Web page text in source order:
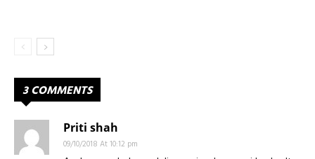
3 COMMENTS
Priti shah
09/10/2018 At 10:12 pm